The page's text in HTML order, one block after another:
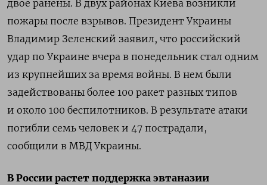
двое ранены. В двух районах Киева возникли
пожары после взрывов. Президент Украины
Владимир Зеленский заявил, что российский
удар по Украине вчера в понедельник стал одним
из крупнейших за время войны. В нем были
задействованы более 100 ракет разных типов
и около 100 беспилотников. В результате атаки
погибли семь человек и 47 пострадали,
сообщили в МВД Украины.
В России растет поддержка эвтаназии